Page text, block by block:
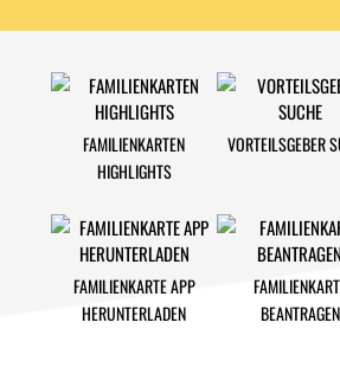
FAMILIENKARTEN
HIGHLIGHTS
VORTEILSGEBER
FAMILIENKARTE APP
HERUNTERLADEN
BEANTRAGEN